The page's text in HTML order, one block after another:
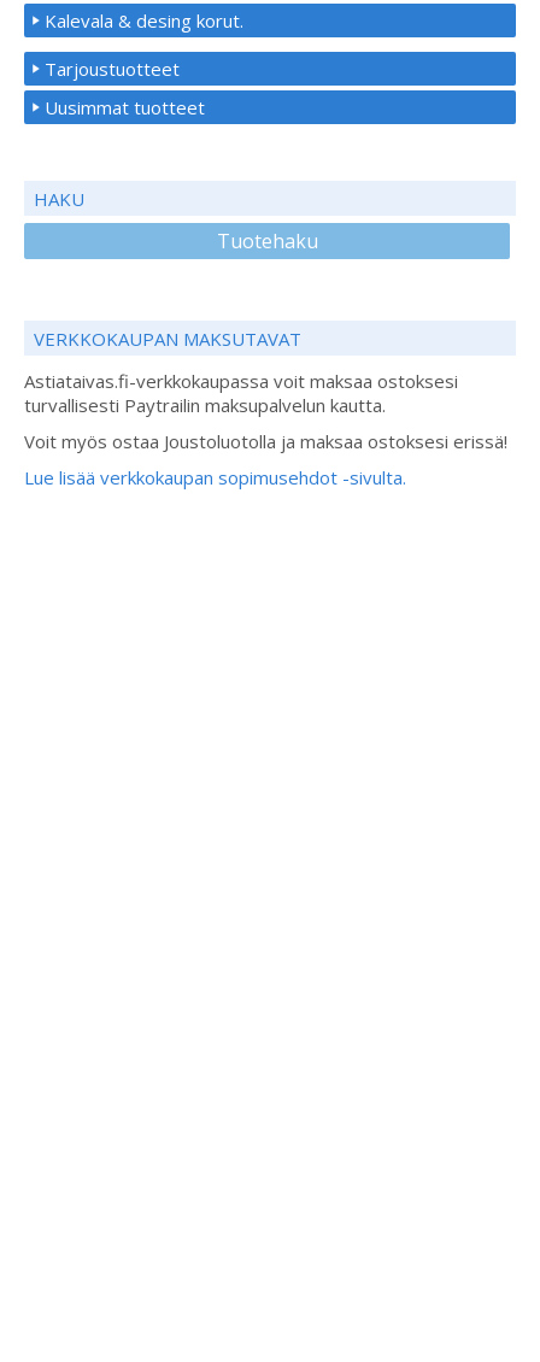
Kalevala & desing korut.
Tarjoustuotteet
Uusimmat tuotteet
HAKU
Tuotehaku
VERKKOKAUPAN MAKSUTAVAT
Astiataivas.fi-verkkokaupassa voit maksaa ostoksesi
turvallisesti Paytrailin maksupalvelun kautta.
Voit myös ostaa Joustoluotolla ja maksaa ostoksesi erissä!
Lue lisää verkkokaupan sopimusehdot -sivulta.